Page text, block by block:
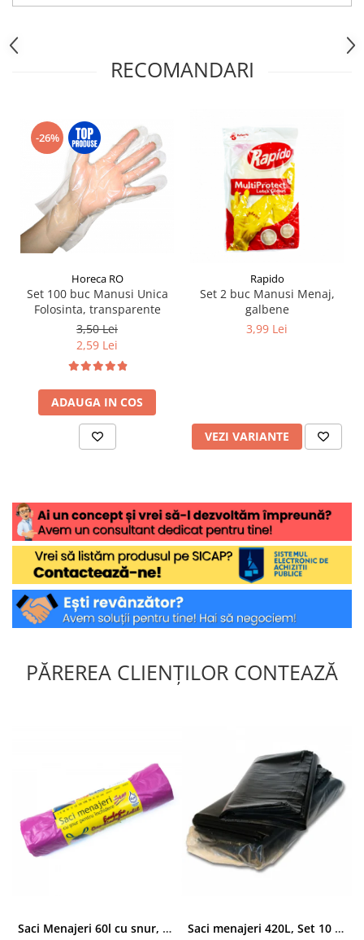
RECOMANDARI
-26%
Horeca RO
Set 100 buc Manusi Unica
Folosinta, transparente
3,50 Lei
2,59 Lei
ADAUGA IN COS
Rapido
Set 2 buc Manusi Menaj,
galbene
3,99 Lei
VEZI VARIANTE
PĂREREA CLIENȚILOR CONTEAZĂ
Saci Menajeri 60l cu snur, Roz, 10buc/rola Saci menajeri 420L, Set 10 bucati